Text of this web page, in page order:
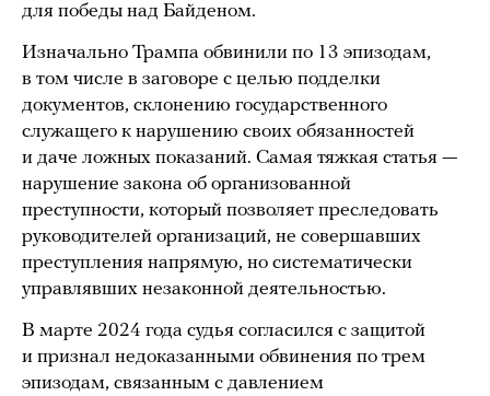
для победы над Байденом.
Изначально Трампа обвинили по 13 эпизодам,
в том числе в заговоре с целью подделки
документов, склонению государственного
служащего к нарушению своих обязанностей
и даче ложных показаний. Самая тяжкая статья —
нарушение закона об организованной
преступности, который позволяет преследовать
руководителей организаций, не совершавших
преступления напрямую, но систематически
управлявших незаконной деятельностью.
В марте 2024 года судья согласился с защитой
и признал недоказанными обвинения по трем
эпизодам, связанным с давлением